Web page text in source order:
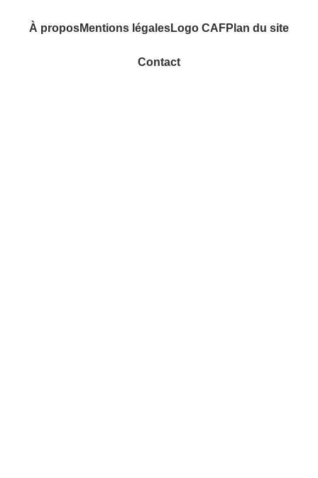
À proposMentions légalesLogo CAFPlan du site
Contact